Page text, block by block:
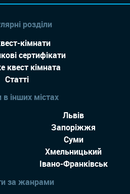
розділи
кімнати
сертифікати
квест кімната
Статті
в інших містах
Львів
Запоріжжя
Суми
Хмельницький
Івано-Франківськ
за жанрами